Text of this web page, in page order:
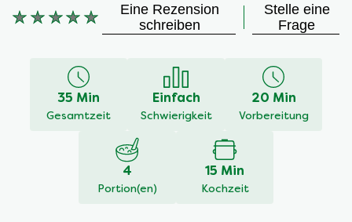
Keine
abgegeben
Eine Rezension
schreiben
Stelle eine
Frage
35 Min
Gesamtzeit
Einfach
Schwierigkeit
20 Min
Vorbereitung
4
Portion(en)
15 Min
Kochzeit